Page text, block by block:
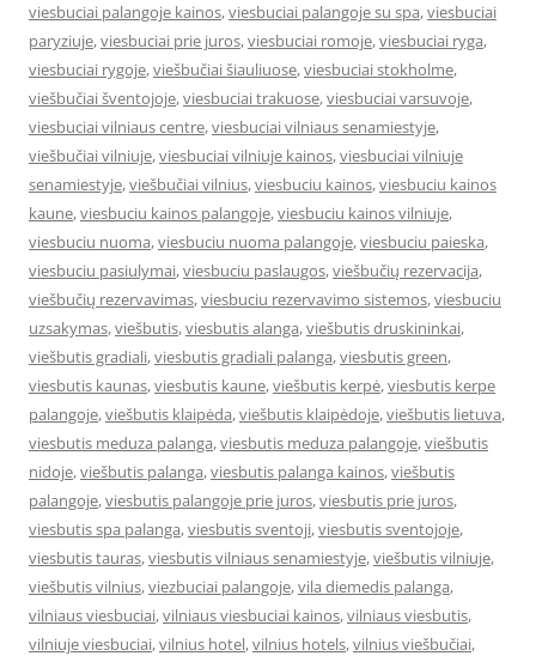
viesbuciai palangoje kainos,viesbuciai palangoje su spa,viesbuciai
paryziuje,viesbuciai prie juros,viesbuciai romoje,viesbuciai ryga,
viesbuciai rygoje,viešbučiai šiauliuose,viesbuciai stokholme,
viešbučiai šventojoje,viesbuciai trakuose,viesbuciai varsuvoje,
viesbuciai vilniaus centre,viesbuciai vilniaus senamiestyje,
viešbučiai vilniuje,viesbuciai vilniuje kainos,viesbuciai vilniuje
senamiestyje,viešbučiai vilnius,viesbuciu kainos,viesbuciu kainos
kaune,viesbuciu kainos palangoje,viesbuciu kainos vilniuje,
viesbuciu nuoma,viesbuciu nuoma palangoje,viesbuciu paieska,
viesbuciu pasiulymai,viesbuciu paslaugos,viešbučių rezervacija,
viešbučių rezervavimas,viesbuciu rezervavimo sistemos,viesbuciu
uzsakymas,viešbutis,viesbutis alanga,viešbutis druskininkai,
viešbutis gradiali,viesbutis gradiali palanga,viesbutis green,
viesbutis kaunas,viesbutis kaune,viešbutis kerpė,viesbutis kerpe
palangoje,viešbutis klaipėda,viešbutis klaipėdoje,viešbutis lietuva,
viesbutis meduza palanga,viesbutis meduza palangoje,viešbutis
nidoje,viešbutis palanga,viesbutis palanga kainos,viešbutis
palangoje,viesbutis palangoje prie juros,viesbutis prie juros,
viesbutis spa palanga,viesbutis sventoji,viesbutis sventojoje,
viesbutis tauras,viesbutis vilniaus senamiestyje,viešbutis vilniuje,
viešbutis vilnius,viezbuciai palangoje,vila diemedis palanga,
vilniaus viesbuciai,vilniaus viesbuciai kainos,vilniaus viesbutis,
vilniuje viesbuciai,vilnius hotel,vilnius hotels,vilnius viešbučiai,